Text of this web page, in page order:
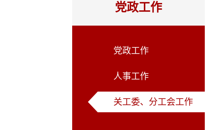
党政工作
党政工作
人事工作
关工委、分工会工作